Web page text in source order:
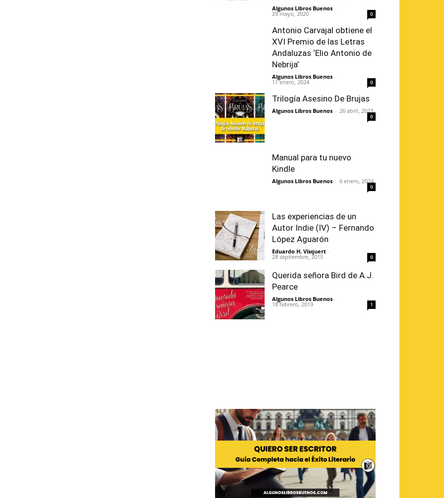
Algunos Libros Buenos -
29 mayo, 2020 0
Antonio Carvajal obtiene el
XVI Premio de las Letras
Andaluzas ‘Elio Antonio de
Nebrija’
Algunos Libros Buenos -
11 enero, 2024 0
Trilogía Asesino De Brujas
Algunos Libros Buenos - 26 abril, 2023
0
Manual para tu nuevo
Kindle
Algunos Libros Buenos - 6 enero, 2024
0
Las experiencias de un
Autor Indie (IV) – Fernando
López Aguarón
Eduardo H. Visquert -
28 septiembre, 2015 0
Querida señora Bird de A.J.
Pearce
Algunos Libros Buenos -
18 febrero, 2019 1